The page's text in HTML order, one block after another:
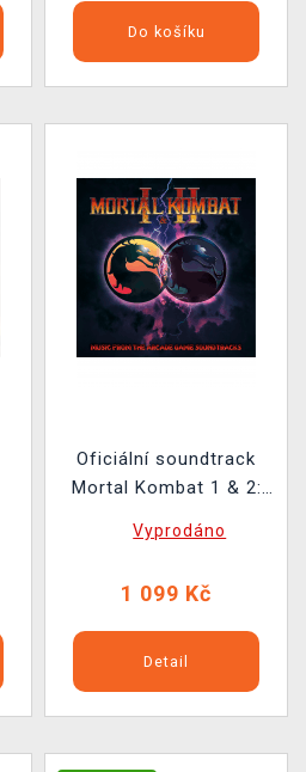
Do košíku
Oficiální soundtrack
Mortal Kombat 1 & 2:
Game na LP
Vyprodáno
1 099 Kč
Detail